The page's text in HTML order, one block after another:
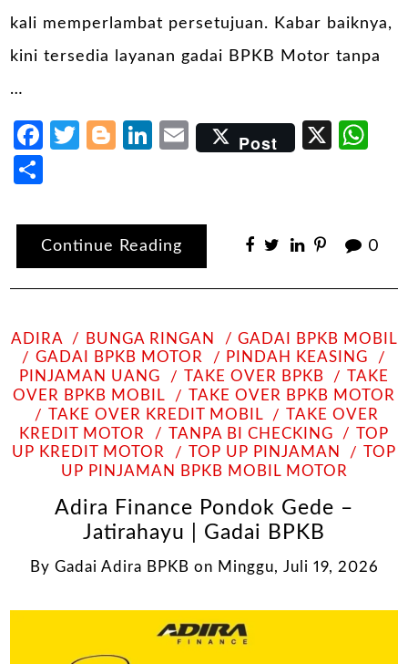
kali memperlambat persetujuan. Kabar baiknya,
kini tersedia layanan gadai BPKB Motor tanpa
…
Facebook
Twitter
Blogger
LinkedIn
Email
Post X
Continue Reading 0
ADIRA BUNGA RINGAN
GADAI BPKB MOBIL
GADAI BPKB MOTOR
PINDAH KEASING
PINJAMAN UANG
TAKE OVER BPKB
TAKE
OVER BPKB MOBIL
TAKE OVER BPKB MOTOR
TAKE OVER KREDIT MOBIL
TAKE OVER
KREDIT MOTOR
TANPA BI CHECKING
TOP
UP KREDIT MOTOR
TOP UP PINJAMAN
TOP
UP PINJAMAN BPKB MOBIL MOTOR
Adira Finance Pondok Gede –
Jatirahayu | Gadai BPKB
By Gadai Adira BPKB on Minggu, Juli 19, 2026